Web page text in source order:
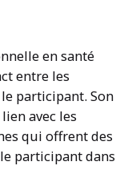
en santé
entre les
participant. Son
avec les
qui offrent des
participant dans